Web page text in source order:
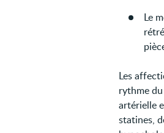
Le
Les
rythme
artérielle
statines,